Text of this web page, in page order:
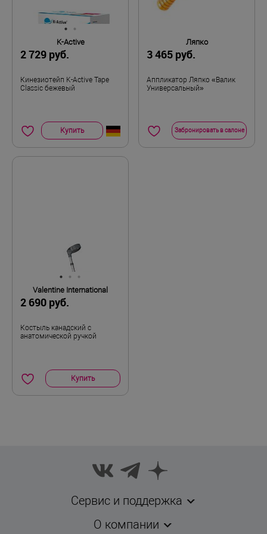
K-Active
2 729 руб.
Кинезиотейп K-Active Tape
Classic бежевый
Купить
Ляпко
3 465 руб.
Аппликатор Ляпко «Валик
Универсальный»
Забронировать в салоне
Valentine International
2 690 руб.
Костыль канадский с
анатомической ручкой
Купить
Сервис и поддержка
О компании